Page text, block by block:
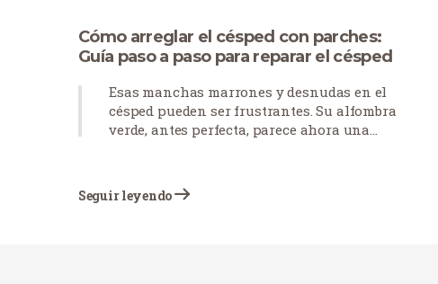
Cómo arreglar el césped con parches:
Guía paso a paso para reparar el césped
Esas manchas marrones y desnudas en el
césped pueden ser frustrantes. Su alfombra
verde, antes perfecta, parece ahora una
mascotas dejan manchas quemadas, el
tráfico peatonal desgasta los caminos o las
Seguir leyendo